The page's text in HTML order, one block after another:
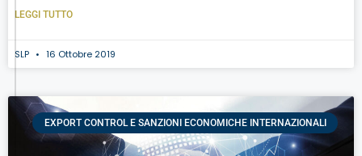
LEGGI TUTTO
SLP 16 Ottobre 2019
EXPORT CONTROL E SANZIONI ECONOMICHE INTERNAZIONALI